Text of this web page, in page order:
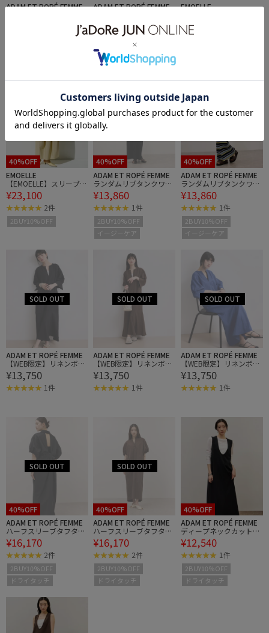
ADAM ET ROPÉ FEMME
ADAM ET ROPÉ FEMME
ルダーワンピース
¥10,164
EMOELLE
スドレス
¥23,100
40%OFF
EMOELLE
【EMOELLE】スリーブレ
スドレス
¥23,100
2件
2BUY10%OFF
40%OFF
ADAM ET ROPÉ FEMME
ランダムリブタンクワン
ピース
¥13,860
1件
2BUY10%OFF
イージーケア
40%OFF
ADAM ET ROPÉ FEMME
ランダムリブタンクワン
ピース
¥13,860
1件
2BUY10%OFF
イージーケア
ADAM ET ROPÉ FEMME
【WEB限定】リネンボリ
ュームスリーブワンピー
ス
¥13,750
1件
ADAM ET ROPÉ FEMME
【WEB限定】リネンボリ
ュームスリーブワンピー
ス
¥13,750
1件
ADAM ET ROPÉ FEMME
【WEB限定】リネンボリ
ュームスリーブワンピー
ス
¥13,750
1件
40%OFF
ADAM ET ROPÉ FEMME
ハーフスリーブタフタワ
ンピース
¥16,170
2件
2BUY10%OFF
ドライタッチ
40%OFF
ADAM ET ROPÉ FEMME
ハーフスリーブタフタワ
ンピース
¥16,170
2件
2BUY10%OFF
ドライタッチ
40%OFF
ADAM ET ROPÉ FEMME
ディープネックカットソ
ーワンピース
¥12,540
1件
2BUY10%OFF
ドライタッチ